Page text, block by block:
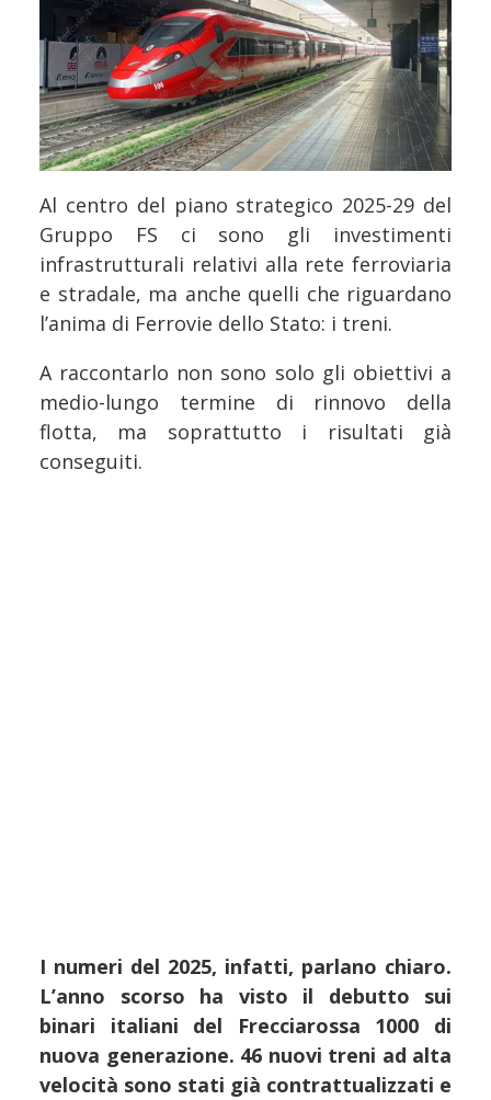
Al centro del piano strategico 2025-29 del
Gruppo FS ci sono gli investimenti
infrastrutturali relativi alla rete ferroviaria
e stradale, ma anche quelli che riguardano
l’anima di Ferrovie dello Stato: i treni.
A raccontarlo non sono solo gli obiettivi a
medio-lungo termine di rinnovo della
flotta, ma soprattutto i risultati già
conseguiti.
I numeri del 2025, infatti, parlano chiaro.
L’anno scorso ha visto il debutto sui
binari italiani del Frecciarossa 1000 di
nuova generazione. 46 nuovi treni ad alta
velocità sono stati già contrattualizzati e